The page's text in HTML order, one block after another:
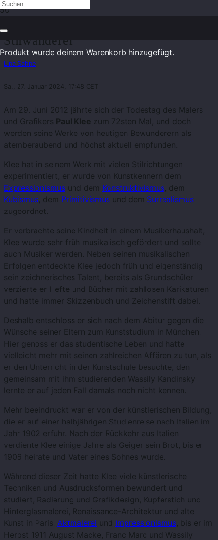
Produkt wurde deinem Warenkorb hinzugefügt.
Stilwanderer
Lina Sahne
Sa., 27. Januar 2024, 17:48 CET
Am 29. Juni 2012 jährte sich der Todestag des Malers
und Grafikers Paul Klee zum 72sten Mal, und doch
werden seine Werke von heutigen Bewunderern als
atemberaubend und höchst aktuell empfunden.
Klee hat in seinem Werk mit vielen Stilrichtungen
experimentiert, er wurde von Kunstkennern dem
Expressionismus und dem Konstruktivismus , dem
Kubismus , dem Primitivismus und dem Surrealismus
zugeordnet.
Er verbrachte seine Kindheit in einem Musikerhaushalt,
Klee wurde sehr früh musikalisch gefördert und sollte
auch Musiker werden. Neben seinen musikalischen
Erfolgen entdeckte Klee jedoch früh und eigenständig
sein zeichnerisches Talent, bereits als Grundschüler
verzierte er Hefte und Bücher mit zahllosen Karikaturen
und hatte immer Skizzenbuch und Zeichenstift dabei.
Deshalb entschloss er sich nach dem Abitur gegen die
Wünsche seiner Eltern zum Kunststudium in München.
Hier genoss er das studentische Leben und hatte
vielleicht mehr mit seinen zahlreichen Affären zu tun, als
er den Unterricht in der Kunstschule besuchte, den
gemeinsam mit ihm studierenden Wassily Kandinsky
lernte er auf jeden Fall damals noch nicht kennen.
Mehr beeindruckt war er von der künstlerischen Bildung,
die er auf einer halbjährigen Studienreise nach Italien im
Jahr 1902 erfuhr. Nach der Rückkehr aus Italien
verdiente Klee einige Jahre als Geiger sein Brot, bis er
1906 heirate und Vater eines Sohnes wurde.
Während dieser Zeit hatte Klee viele künstlerische
Techniken und Ausdrucksformen bewundert und
studiert, Radierung und Grafikdesign, Kupferstich und
Hinterglasmalerei, Renaissance-Architektur und alte
Kunst in Paris, Aktmalerei und Impressionismus , bis er im
Herbst 1911 August Macke, Franc Marc und Wassily